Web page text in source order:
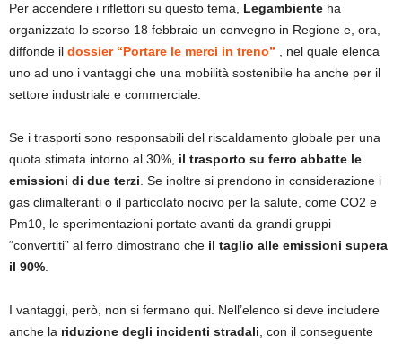
Per accendere i riflettori su questo tema,
Legambiente ha
organizzato lo scorso 18 febbraio un convegno in Regione e, ora,
diffonde il dossier “Portare le merci in treno”
, nel quale elenca
uno ad uno i vantaggi che una mobilità sostenibile ha anche per il
settore industriale e commerciale.
Se i trasporti sono responsabili del riscaldamento globale per una
quota stimata intorno al 30%, il trasporto su ferro abbatte le
emissioni di due terzi . Se inoltre si prendono in considerazione i
gas climalteranti o il particolato nocivo per la salute, come CO2 e
Pm10, le sperimentazioni portate avanti da grandi gruppi
“convertiti” al ferro dimostrano che il taglio alle emissioni supera
il 90%
I vantaggi, però, non si fermano qui. Nell’elenco si deve includere
anche la riduzione degli incidenti stradali , con il conseguente